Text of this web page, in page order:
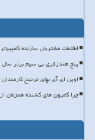
اطلاعات مشتریان سازنده
پنج هندزفری بی سیم برتر سال ۲۰۲۶
اوپن ای آی بهای ترجیح
چرا کامیون های کشنده همزمان